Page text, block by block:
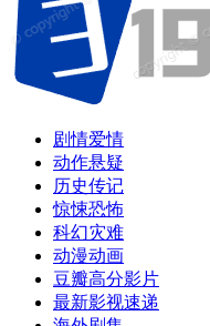
剧情爱情
动作悬疑
历史传记
惊悚恐怖
科幻灾难
动漫动画
豆瓣高分影片
最新影视速递